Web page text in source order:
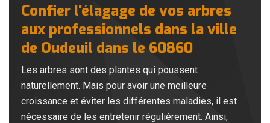
Confier l'élagage de vos arbres
aux professionnels dans la ville
de Oudeuil dans le 60860
Les arbres sont des plantes qui poussent
naturellement. Mais pour avoir une meilleure
croissance et éviter les différentes maladies, il est
nécessaire de les entretenir régulièrement. Ainsi,